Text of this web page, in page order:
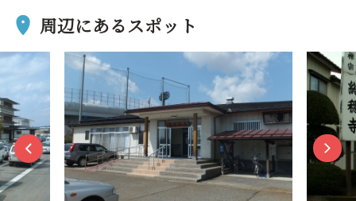
周辺にあるスポット